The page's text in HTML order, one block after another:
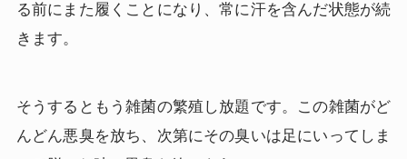
る前にまた履くことになり、常に汗を含んだ状態が続
きます。
そうするともう雑菌の繁殖し放題です。この雑菌がど
んどん悪臭を放ち、次第にその臭いは足にいってしま